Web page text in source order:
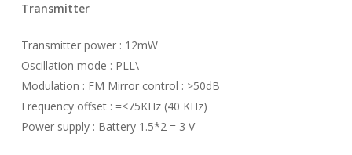
Transmitter
Transmitter power : 12mW
Oscillation mode : PLL\
Modulation : FM Mirror control : >50dB
Frequency offset : =<75KHz (40 KHz)
Power supply : Battery 1.5*2 = 3 V